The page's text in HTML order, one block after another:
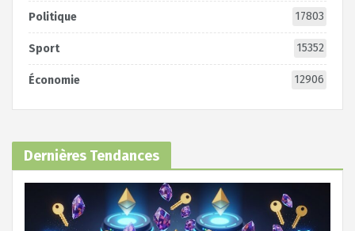
Politique 17803
Sport 15352
Économie 12906
Dernières Tendances